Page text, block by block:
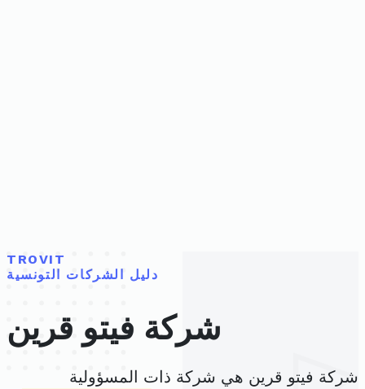
TROVIT
دليل الشركات التونسية
شركة فيتو قرين
شركة فيتو قرين هي شركة ذات المسؤولية